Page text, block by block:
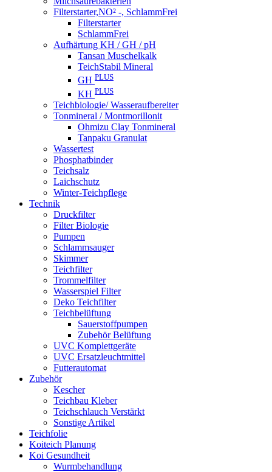
Filterstarter,NO² -, SchlammFrei
Filterstarter
SchlammFrei
Aufhärtung KH / GH / pH
Tansan Muschelkalk
TeichStabil Mineral
GH PLUS
KH PLUS
Teichbiologie/ Wasseraufbereiter
Tonmineral / Montmorillonit
Ohmizu Clay Tonmineral
Tanpaku Granulat
Wassertest
Phosphatbinder
Teichsalz
Laichschutz
Winter-Teichpflege
Technik
Druckfilter
Filter Biologie
Pumpen
Schlammsauger
Skimmer
Teichfilter
Trommelfilter
Wasserspiel Filter
Deko Teichfilter
Teichbelüftung
Sauerstoffpumpen
Zubehör Belüftung
UVC Komplettgeräte
UVC Ersatzleuchtmittel
Futterautomat
Zubehör
Kescher
Teichbau Kleber
Teichschlauch Verstärkt
Sonstige Artikel
Teichfolie
Koiteich Planung
Koi Gesundheit
Wurmbehandlung